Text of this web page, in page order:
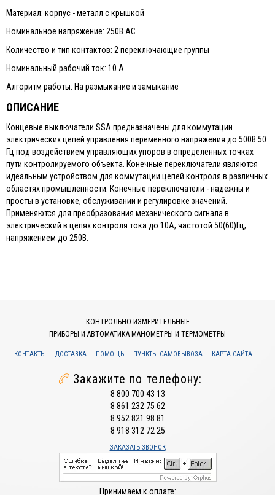
Материал: корпус - металл с крышкой
Номинальное напряжение: 250В АС
Количество и тип контактов: 2 переключающие группы
Номинальный рабочий ток: 10 A
Алгоритм работы: На размыкание и замыкание
ОПИСАНИЕ
Концевые выключатели SSA предназначены для коммутации
электрических цепей управления переменного напряжения до 500В 50
Гц под воздействием управляющих упоров в определенных точках
пути контролируемого объекта. Конечные переключатели являются
идеальным устройством для коммутации цепей контроля в различных
областях промышленности. Конечные переключатели - надежны и
просты в установке, обслуживании и регулировке значений.
Применяются для преобразования механического сигнала в
электрический в цепях контроля тока до 10А, частотой 50(60)Гц,
напряжением до 250В.
КОНТРОЛЬНО-ИЗМЕРИТЕЛЬНЫЕ
ПРИБОРЫ И АВТОМАТИКА МАНОМЕТРЫ И ТЕРМОМЕТРЫ
КОНТАКТЫ ДОСТАВКА ПОМОЩЬ ПУНКТЫ САМОВЫВОЗА КАРТА САЙТА
Закажите по телефону:
8 800 700 43 13
8 861 232 75 62
8 952 821 98 81
8 918 312 72 25
ЗАКАЗАТЬ ЗВОНОК
Принимаем к оплате: